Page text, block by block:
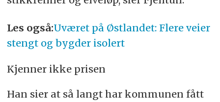
Les også:Uværet på Østlandet: Flere veier
stengt og bygder isolert
Kjenner ikke prisen
Han sier at så langt har kommunen fått